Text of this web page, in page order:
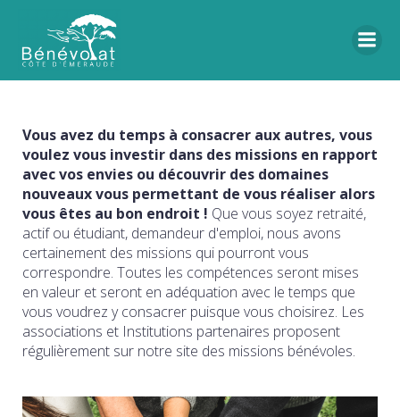
Vous avez du temps à consacrer aux autres, vous
voulez vous investir dans des missions en rapport
avec vos envies ou découvrir des domaines
nouveaux vous permettant de vous réaliser alors
vous êtes au bon endroit ! Que vous soyez retraité,
actif ou étudiant, demandeur d'emploi, nous avons
certainement des missions qui pourront vous
correspondre. Toutes les compétences seront mises
en valeur et seront en adéquation avec le temps que
vous voudrez y consacrer puisque vous choisirez. Les
associations et Institutions partenaires proposent
régulièrement sur notre site des missions bénévoles.